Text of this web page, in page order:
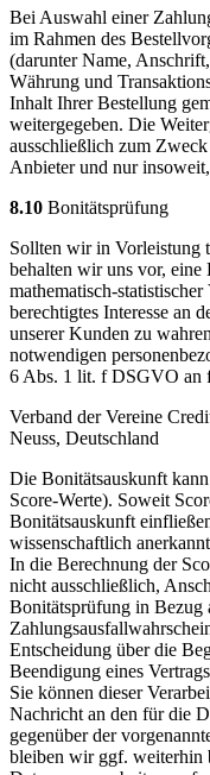
Bei Auswahl einer
im Rahmen des
(darunter Name,
Währung und
Inhalt Ihrer Bestellung
weitergegeben. Die
ausschließlich zum
Anbieter und nur
8.10 Bonitätsprüfung
Sollten wir in Vorleistung
behalten wir uns vor,
mathematisch-
berechtigtes Interesse an
unserer Kunden zu
notwendigen
6 Abs. 1 lit. f DSGVO an
Verband der Vereine
Neuss, Deutschland
Die Bonitätsauskunft
Score-Werte). Soweit
Bonitätsauskunft
wissenschaftlich
In die Berechnung der
nicht ausschließlich,
Bonitätsprüfung in Bezug
Entscheidung über die
Beendigung eines
Sie können dieser
Nachricht an den für die
gegenüber der
bleiben wir ggf. weiterhin